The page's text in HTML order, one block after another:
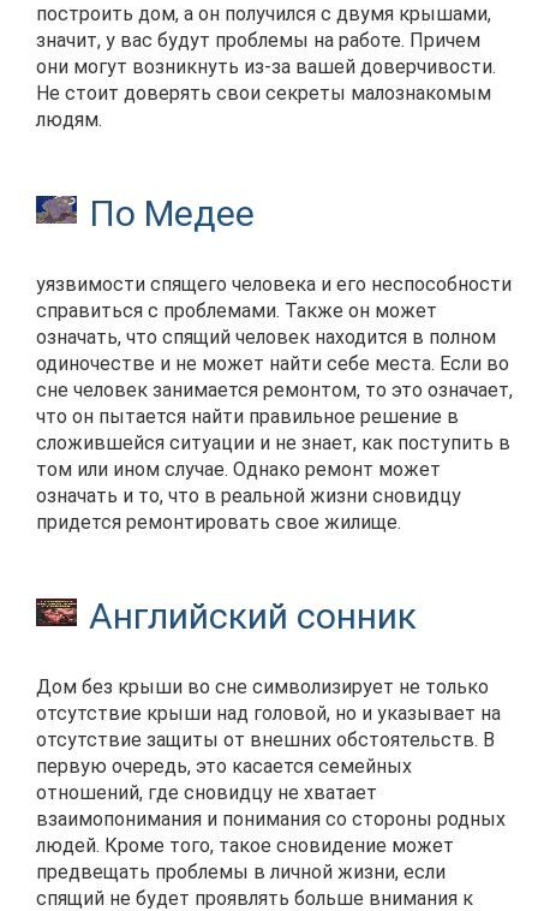
построить дом, а он получился с двумя крышами,
значит, у вас будут проблемы на работе. Причем
они могут возникнуть из-за вашей доверчивости.
Не стоит доверять свои секреты малознакомым
людям.
По Медее
уязвимости спящего человека и его неспособности
справиться с проблемами. Также он может
означать, что спящий человек находится в полном
одиночестве и не может найти себе места. Если во
сне человек занимается ремонтом, то это означает,
что он пытается найти правильное решение в
сложившейся ситуации и не знает, как поступить в
том или ином случае. Однако ремонт может
означать и то, что в реальной жизни сновидцу
придется ремонтировать свое жилище.
Английский сонник
Дом без крыши во сне символизирует не только
отсутствие крыши над головой, но и указывает на
отсутствие защиты от внешних обстоятельств. В
первую очередь, это касается семейных
отношений, где сновидцу не хватает
взаимопонимания и понимания со стороны родных
людей. Кроме того, такое сновидение может
предвещать проблемы в личной жизни, если
спящий не будет проявлять больше внимания к